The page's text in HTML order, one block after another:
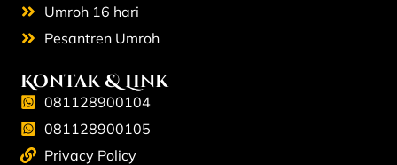
Umroh 16 hari
Pesantren Umroh
Kontak & Link
081128900104
081128900105
Privacy Policy